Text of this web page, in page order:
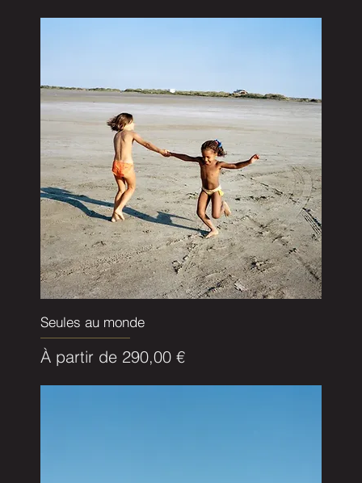
Seules au monde
À partir de 290,00 €
Prix promotionnel